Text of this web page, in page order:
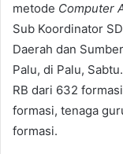
metode Computer
Sub Koordinator
Daerah dan
Palu, di Palu,
RB dari 632
formasi, tenaga
formasi.